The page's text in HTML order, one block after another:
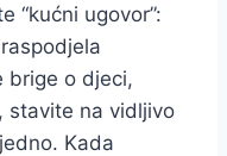
“kućni ugovor”:
brige o djeci,
stavite na vidljivo
Kada